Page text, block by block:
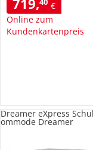
719,
€
Online zum
Kundenkartenpreis
Dreamer eXpress
ommode Dreamer